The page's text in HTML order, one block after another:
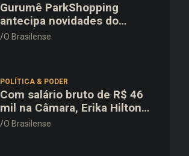
Gurumê ParkShopping
antecipa novidades do
cardápio e oferece 25% de
O Brasilense
POLÍTICA & PODER
Com salário bruto de R$ 46
mil na Câmara, Erika Hilton
declara patrimônio de R$
O Brasilense